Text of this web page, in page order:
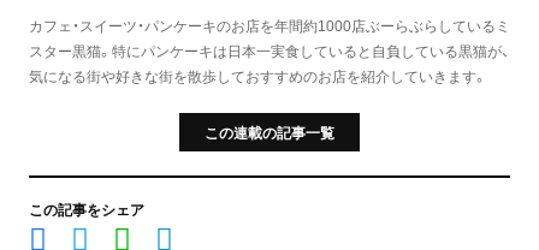
カフェ・スイーツ・パンケーキのお店を年間約1000店ぶーらぶらしているミ
スター黒猫。特にパンケーキは日本一実食していると自負している黒猫が、
気になる街や好きな街を散歩しておすすめのお店を紹介していきます。
この連載の記事一覧
この記事をシェア